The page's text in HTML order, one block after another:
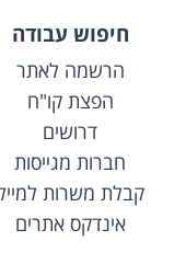
חיפוש עבודה
הרשמה לאתר
הפצת קו"ח
דרושים
חברות מגייסות
קבלת משרות
אינדקס אתרים